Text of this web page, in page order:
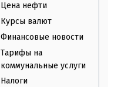
Цена нефти
Курсы валют
Финансовые новости
Тарифы на
коммунальные услуги
Налоги